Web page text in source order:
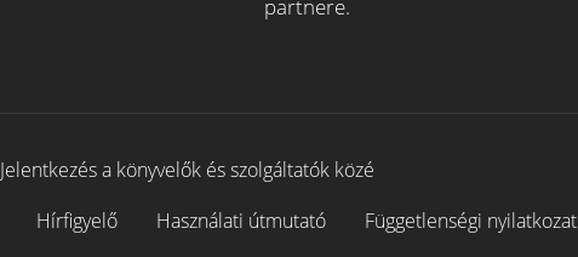
partnere.
Jelentkezés a könyvelők és szolgáltatók közé
Hírfigyelő Használati útmutató
Függetlenségi nyilatkozat